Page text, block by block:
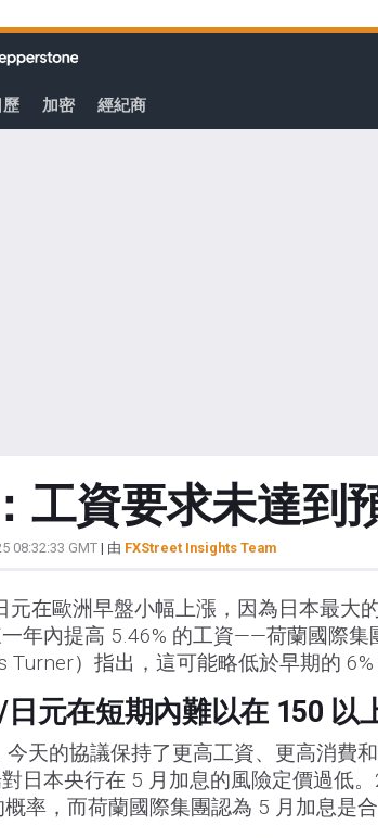
加密 經紀商
工資要求未達到
08:32:33 GMT| 由 FXStreet Insights Team
元在歐洲早盤小幅上漲，因為日本最大
年內提高 5.46% 的工資——荷蘭國際集
Turner）指出，這可能略低於早期的 6%
元在短期內難以在 150 以
今天的協議保持了更高工資、更高消費
日本央行在 5 月加息的風險定價過低
概率，而荷蘭國際集團認為 5 月加息是